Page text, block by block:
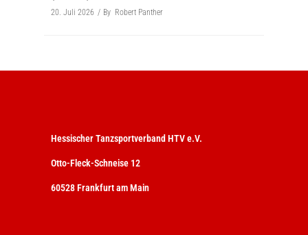
20. Juli 2026 By Robert Panther
Hessischer Tanzsportverband HTV e.V.
Otto-Fleck-Schneise 12
60528 Frankfurt am Main